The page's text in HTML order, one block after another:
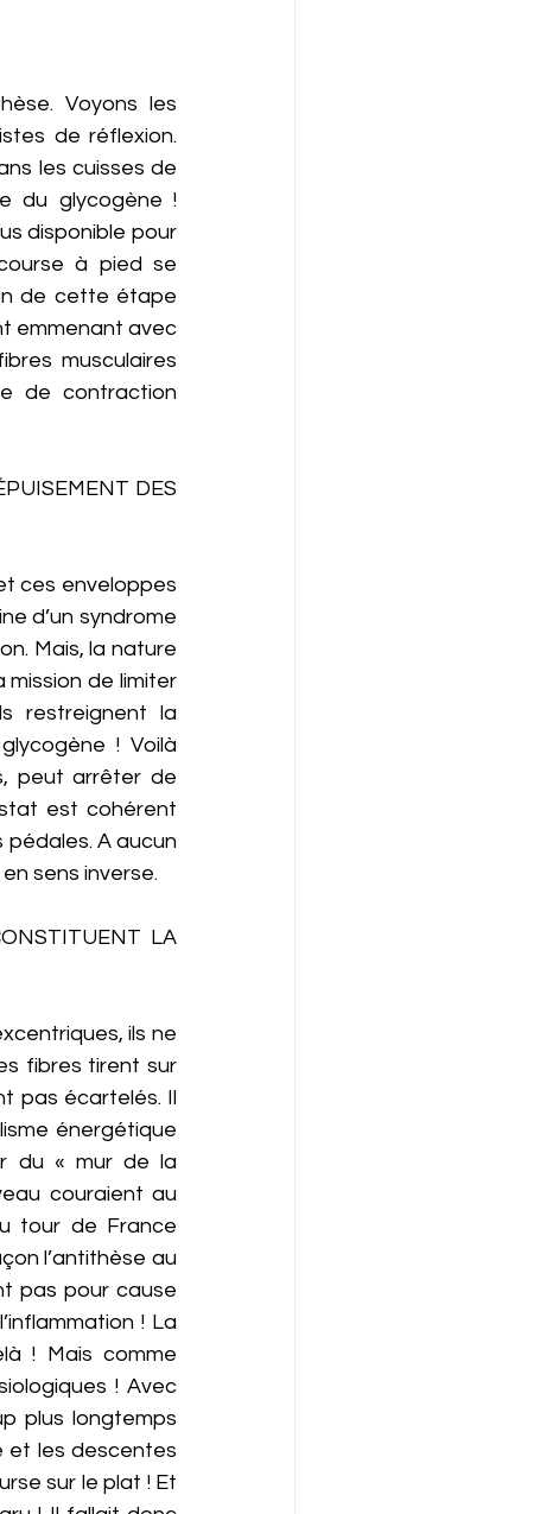
Voyons les
de réflexion.
les cuisses de
du glycogène !
disponible pour
à pied se
de cette étape
emmenant avec
musculaires
de contraction
DES
ces enveloppes
d’un syndrome
Mais, la nature
mission de limiter
restreignent la
! Voilà
peut arrêter de
est cohérent
pédales. A aucun
sens inverse.
LA
ils ne
fibres tirent sur
pas écartelés. Il
énergétique
du « mur de la
couraient au
tour de France
l’antithèse au
pas pour cause
! La
! Mais comme
! Avec
plus longtemps
et les descentes
sur le plat ! Et